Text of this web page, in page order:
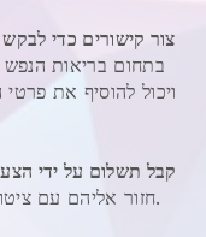
צור קישורים כדי
בתחום בריאות הנפש
ויכול להוסיף את
קבל תשלום על ידי
חזור אליהם עם ציטוט שהם יכולים לקבל בקלות או לדחות.